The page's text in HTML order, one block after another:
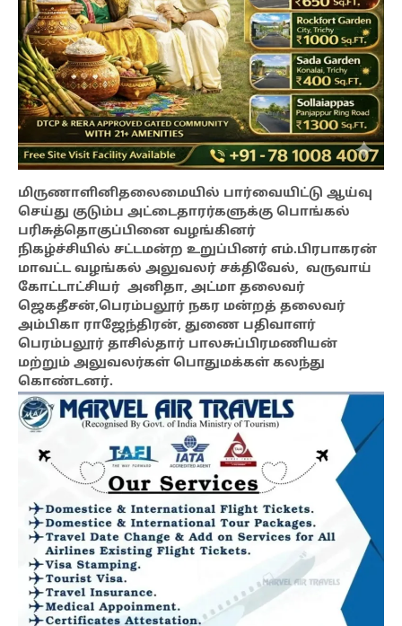
மிருணாளினிதலைமையில் பார்வையிட்டு ஆய்வு
செய்து குடும்ப அட்டைதாரர்களுக்கு பொங்கல்
பரிசுத்தொகுப்பினை வழங்கினர்
நிகழ்ச்சியில் சட்டமன்ற உறுப்பினர் எம்.பிரபாகரன்
மாவட்ட வழங்கல் அலுவலர் சக்திவேல், வருவாய்
கோட்டாட்சியர் அனிதா, அட்மா தலைவர்
ஜெகதீசன்,பெரம்பலூர் நகர மன்றத் தலைவர்
அம்பிகா ராஜேந்திரன், துணை பதிவாளர்
பெரம்பலூர் தாசில்தார் பாலசுப்பிரமணியன்
மற்றும் அலுவலர்கள் பொதுமக்கள் கலந்து
கொண்டனர்.